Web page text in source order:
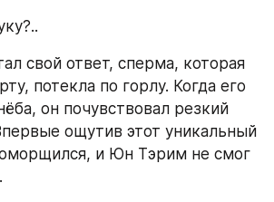
свой ответ, сперма, которая
потекла по горлу. Когда его
он почувствовал резкий
ощутив этот уникальный
и Юн Тэрим не смог